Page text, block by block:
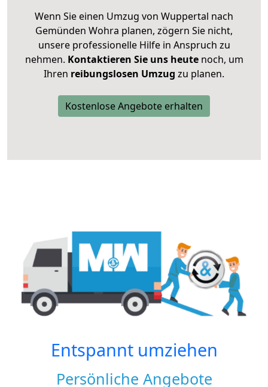
Wenn Sie einen Umzug von Wuppertal nach
Gemünden Wohra planen, zögern Sie nicht,
unsere professionelle Hilfe in Anspruch zu
nehmen. Kontaktieren Sie uns heutenoch, um
Ihren reibungslosen Umzug zu planen.
Kostenlose Angebote erhalten
Entspannt umziehen
Persönliche Angebote